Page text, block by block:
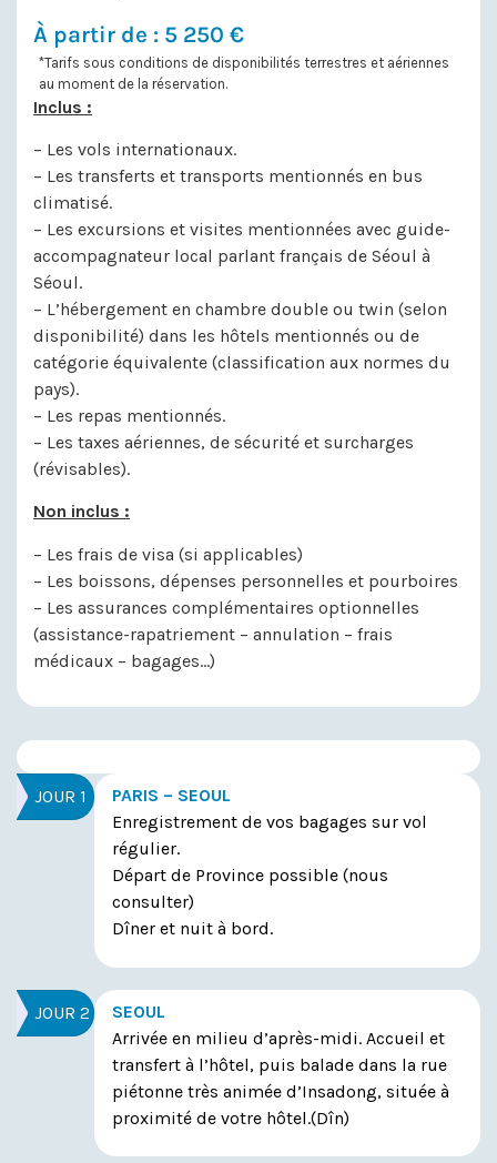
À partir de : 5 250 €
*Tarifs sous conditions de disponibilités terrestres et aériennes
au moment de la réservation.
Inclus :
– Les vols internationaux.
– Les transferts et transports mentionnés en bus
climatisé.
– Les excursions et visites mentionnées avec guide-
accompagnateur local parlant français de Séoul à
Séoul.
– L’hébergement en chambre double ou twin (selon
disponibilité) dans les hôtels mentionnés ou de
catégorie équivalente (classification aux normes du
pays).
– Les repas mentionnés.
– Les taxes aériennes, de sécurité et surcharges
(révisables).
Non inclus :
– Les frais de visa (si applicables)
– Les boissons, dépenses personnelles et pourboires
– Les assurances complémentaires optionnelles
(assistance-rapatriement – annulation – frais
médicaux – bagages…)
JOUR 1
PARIS – SEOUL
Enregistrement de vos bagages sur vol
régulier.
Départ de Province possible (nous
consulter)
Dîner et nuit à bord.
JOUR 2
SEOUL
Arrivée en milieu d’après-midi. Accueil et
transfert à l’hôtel, puis balade dans la rue
piétonne très animée d’Insadong, située à
proximité de votre hôtel.(Dîn)